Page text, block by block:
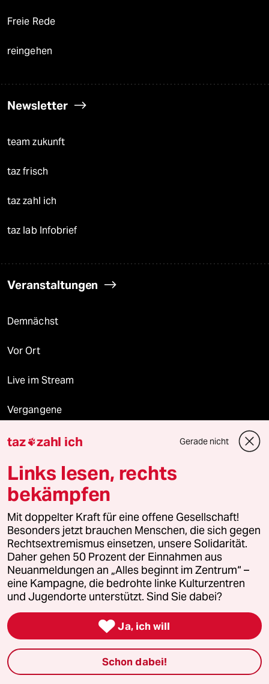
Freie Rede
reingehen
Newsletter
team zukunft
taz frisch
taz zahl ich
taz lab Infobrief
Veranstaltungen
Demnächst
Vor Ort
Live im Stream
Vergangene
taz lab 2027
Mehr taz Lesestoff
taz Blogs
taz FUTURZWEI
Le Monde diplomatique
taz Archiv
Mehr taz Angebote
taz zahl ich Gerade nicht
Links lesen, rechts
bekämpfen
Mit doppelter Kraft für eine offene Gesellschaft!
Besonders jetzt brauchen Menschen, die sich gegen
Rechtsextremismus einsetzen, unsere Solidarität.
Daher gehen 50 Prozent der Einnahmen aus
Neuanmeldungen an „Alles beginnt im Zentrum“ –
eine Kampagne, die bedrohte linke Kulturzentren
und Jugendorte unterstützt. Sind Sie dabei?
 Ja, ich will
Schon dabei!